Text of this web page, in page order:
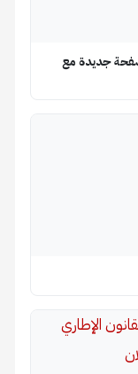
صفحة جديدة مع